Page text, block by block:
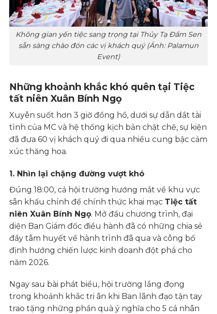
Không gian yến tiệc sang trọng tại Thủy Tạ Đầm Sen
sẵn sàng chào đón các vị khách quý (Ảnh: Palamun
Event)
Những khoảnh khắc khó quên tại Tiệc
tất niên Xuân Bính Ngọ
Xuyên suốt hơn 3 giờ đồng hồ, dưới sự dẫn dắt tài
tình của MC và hệ thống kịch bản chặt chẽ, sự kiện
đã đưa 60 vị khách quý đi qua nhiều cung bậc cảm
xúc thăng hoa.
1. Nhìn lại chặng đường vượt khó
Đúng 18:00, cả hội trường hướng mắt về khu vực
sân khấu chính để chính thức khai mạc Tiệc tất
niên Xuân Bính Ngọ. Mở đầu chương trình, đại
diện Ban Giám đốc điều hành đã có những chia sẻ
đầy tâm huyết về hành trình đã qua và công bố
định hướng chiến lược kinh doanh đột phá cho
năm 2026.
Ngay sau bài phát biểu, hội trường lắng đọng
trong khoảnh khắc tri ân khi Ban lãnh đạo tận tay
trao tặng những phần quà ý nghĩa cho 5 cá nhân